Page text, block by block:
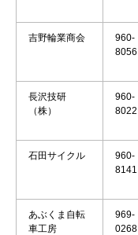
吉野輪業商会
960-
8056
長沢技研
（株）
960-
8022
石田サイクル
960-
8141
あぶくま自転
車工房
969-
0268